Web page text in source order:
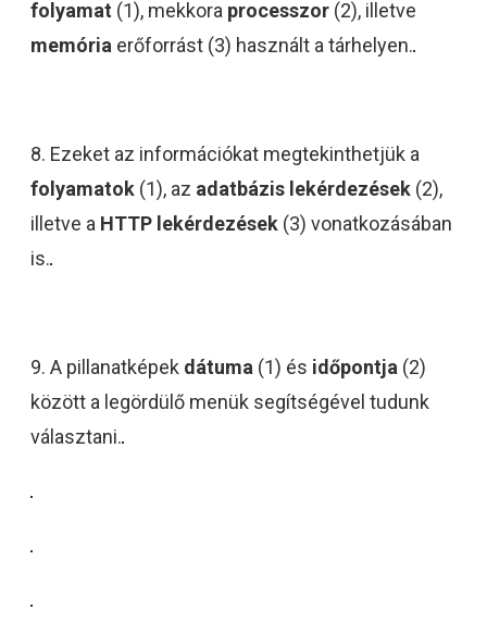
folyamat (1), mekkora processzor (2), illetve
memória erőforrást (3) használt a tárhelyen.
8. Ezeket az információkat megtekinthetjük a
folyamatok (1), az adatbázis lekérdezések (2),
illetve a HTTP lekérdezések (3) vonatkozásában
is.
9. A pillanatképek dátuma (1) és időpontja (2)
között a legördülő menük segítségével tudunk
választani.